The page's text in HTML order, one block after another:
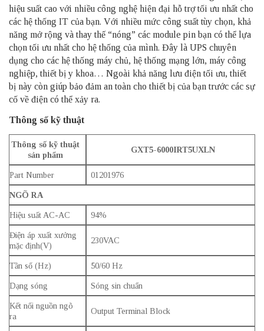
hiệu suất cao với nhiều công nghệ hiện đại hỗ trợ tối ưu nhất cho
các hệ thống IT của bạn. Với nhiều mức công suất tùy chọn, khả
năng mở rộng và thay thế “nóng” các module pin bạn có thể lựa
chọn tối ưu nhất cho hệ thống của mình. Đây là UPS chuyên
dụng cho các hệ thống máy chủ, hệ thống mạng lớn, máy công
nghiệp, thiết bị y khoa… Ngoài khả năng lưu điện tối ưu, thiết
bị này còn giúp bảo đảm an toàn cho thiết bị của bạn trước các sự
cố về điện có thể xảy ra.
Thông số kỹ thuật
Thông số kỹ thuật
sản phẩm
GXT5-6000IRT5UXLN
Part Number 01201976
NGÕ RA
Hiệu suất AC-AC 94%
Điện áp xuất xưởng
mặc định(V)
230VAC
Tần số (Hz) 50/60 Hz
Dạng sóng Sóng sin chuẩn
Kết nối nguồn ngõ
ra
Output Terminal Block